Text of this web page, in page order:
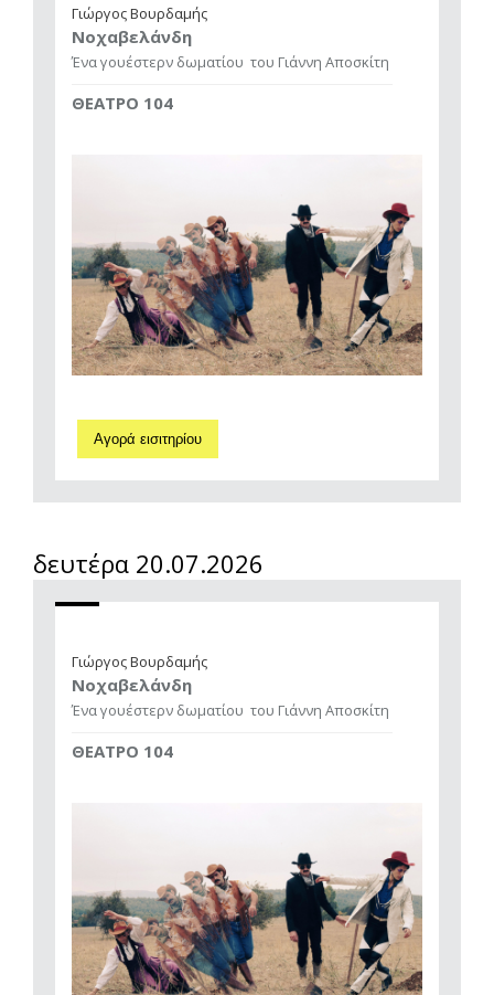
Γιώργος Βουρδαμής
Νοχαβελάνδη
Ένα γουέστερν δωματίου του Γιάννη Αποσκίτη
ΘΕΑΤΡΟ 104
Αγορά εισιτηρίου
δευτέρα 20.07.2026
Γιώργος Βουρδαμής
Νοχαβελάνδη
Ένα γουέστερν δωματίου του Γιάννη Αποσκίτη
ΘΕΑΤΡΟ 104